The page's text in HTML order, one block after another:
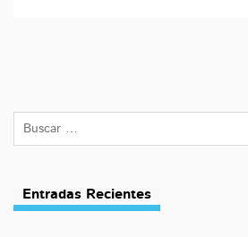
Entradas Recientes